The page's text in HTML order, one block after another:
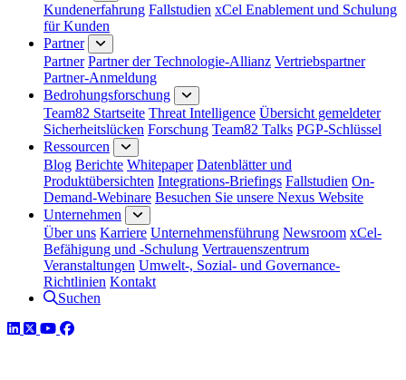
Kundenerfahrung Fallstudien xCel Enablement und Schulung
für Kunden
Partner
Partner Partner der Technologie-Allianz Vertriebspartner
Partner-Anmeldung
Bedrohungsforschung
Team82 Startseite Threat Intelligence Übersicht gemeldeter
Sicherheitslücken Forschung Team82 Talks PGP-Schlüssel
Ressourcen
Blog Berichte Whitepaper Datenblätter und
Produktübersichten Integrations-Briefings Fallstudien On-
Demand-Webinare Besuchen Sie unsere Nexus Website
Unternehmen
Über uns Karriere Unternehmensführung Newsroom xCel-
Befähigung und -Schulung Vertrauenszentrum
Veranstaltungen Umwelt-, Sozial- und Governance-
Richtlinien Kontakt
Suchen
LinkedIn
TwitterYouTube
Facebook